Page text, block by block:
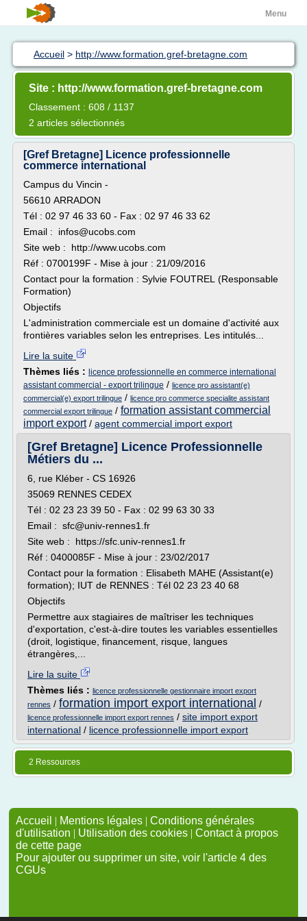
Menu
Accueil > http://www.formation.gref-bretagne.com
Site : http://www.formation.gref-bretagne.com
Classement : 608 / 1137
2 articles sélectionnés
[Gref Bretagne] Licence professionnelle
commerce international
Campus du Vincin -
56610 ARRADON
Tél : 02 97 46 33 60 - Fax : 02 97 46 33 62
Email : infos@ucobs.com
Site web : http://www.ucobs.com
Réf : 0700199F - Mise à jour : 21/09/2016
Contact pour la formation : Sylvie FOUTREL (Responsable
Formation)
Objectifs
L'administration commerciale est un domaine d'activité aux
frontières variables selon les entreprises. Les intitulés...
Lire la suite
Thèmes liés : licence professionnelle en commerce international
assistant commercial - export trilingue / licence pro assistant(e)
commercial(e) export trilingue / licence pro commerce specialite assistant
commercial export trilingue / formation assistant commercial
import export/ agent commercial import export
[Gref Bretagne] Licence Professionnelle
Métiers du ...
6, rue Kléber - CS 16926
35069 RENNES CEDEX
Tél : 02 23 23 39 50 - Fax : 02 99 63 30 33
Email : sfc@univ-rennes1.fr
Site web : https://sfc.univ-rennes1.fr
Réf : 0400085F - Mise à jour : 23/02/2017
Contact pour la formation : Elisabeth MAHE (Assistant(e)
formation); IUT de RENNES : Tél 02 23 23 40 68
Objectifs
Permettre aux stagiaires de maîtriser les techniques
d'exportation, c'est-à-dire toutes les variables essentielles
(droit, logistique, financement, risque, langues
étrangères,...
Lire la suite
Thèmes liés : licence professionnelle gestionnaire import export
rennes / formation import export international /
licence professionnelle import export rennes / site import export
international / licence professionnelle import export
2 Ressources
Accueil | Mentions légales | Conditions générales
d'utilisation | Utilisation des cookies | Contact à propos
de cette page
Pour ajouter ou supprimer un site, voir l'article 4 des
CGUs